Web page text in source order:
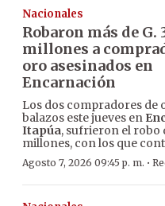
Nacionales
Robaron más de G.
millones a
oro asesinados en
Encarnación
Los dos compradores de
balazos este jueves en
Itapúa, sufrieron el robo
millones, con los que
Agosto 7, 2026 09:45 p. m. ·